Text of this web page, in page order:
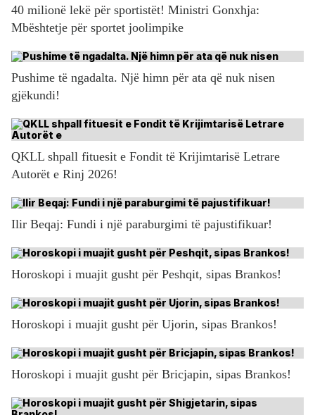
40 milionë lekë për sportistët! Ministri Gonxhja:
Mbështetje për sportet joolimpike
Pushime të ngadalta. Një himn për ata që nuk nisen
gjëkundi!
QKLL shpall fituesit e Fondit të Krijimtarisë Letrare
Autorët e Rinj 2026!
Ilir Beqaj: Fundi i një paraburgimi të pajustifikuar!
Horoskopi i muajit gusht për Peshqit, sipas Brankos!
Horoskopi i muajit gusht për Ujorin, sipas Brankos!
Horoskopi i muajit gusht për Bricjapin, sipas Brankos!